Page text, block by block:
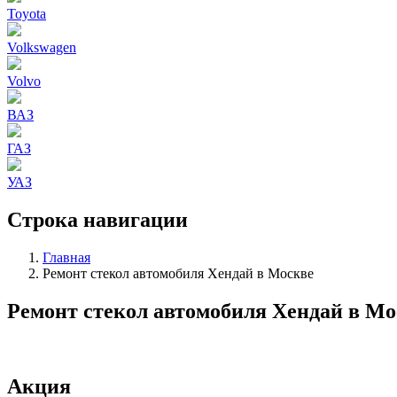
Toyota
Volkswagen
Volvo
ВАЗ
ГАЗ
УАЗ
Строка навигации
Главная
Ремонт стекол автомобиля Хендай в Москве
Ремонт стекол автомобиля Хендай в
Акция